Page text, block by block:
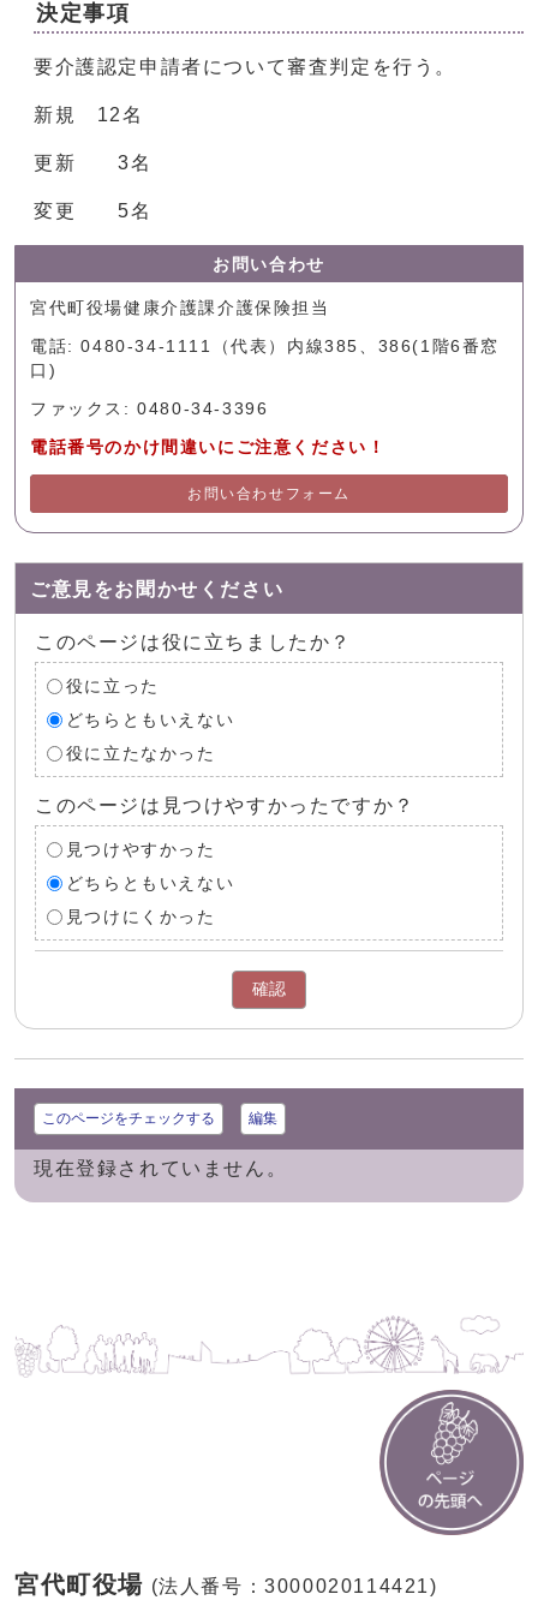
決定事項
要介護認定申請者について審査判定を行う。
新規 12名
更新 3名
変更 5名
お問い合わせ
宮代町役場健康介護課介護保険担当
電話: 0480-34-1111（代表）内線385、386(1階6番窓
口)
ファックス: 0480-34-3396
電話番号のかけ間違いにご注意ください！
お問い合わせフォーム
ご意見をお聞かせください
このページは役に立ちましたか？
役に立った
どちらともいえない
役に立たなかった
このページは見つけやすかったですか？
見つけやすかった
どちらともいえない
見つけにくかった
確認
このページをチェックする 編集
現在登録されていません。
宮代町役場 (法人番号：3000020114421)